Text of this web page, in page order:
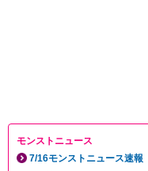
モンストニュース
7/16モンストニュース速報